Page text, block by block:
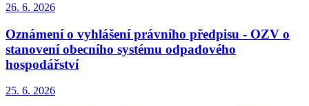
26. 6. 2026
Oznámení o vyhlášení právního předpisu - OZV o
stanovení obecního systému odpadového
hospodářství
25. 6. 2026